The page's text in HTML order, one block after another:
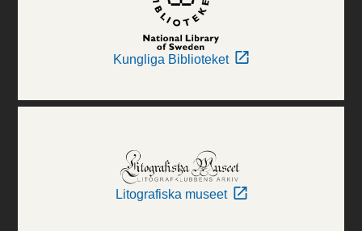
Kungliga Biblioteket
Litografiska museet